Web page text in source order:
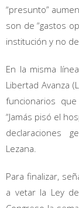
“presunto”
son de “gastos
institución y no
En la misma
Libertad Avanza
funcionarios
“Jamás pisó el
declaraciones
Lezana.
Para finalizar,
a vetar la Ley